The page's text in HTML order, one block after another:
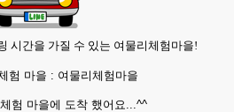
시간을 가질 수 있는 여물리체험마을!
험 마을에 도착 했어요...^^